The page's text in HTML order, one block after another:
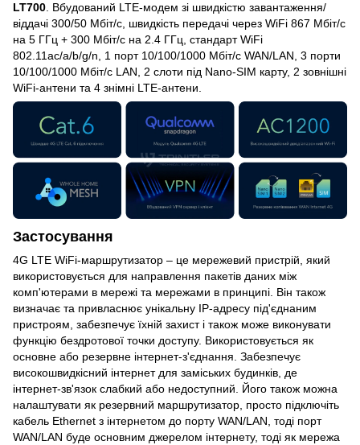
LT700 . Вбудований LTE-модем зі швидкістю завантаження/
віддачі 300/50 Мбіт/с, швидкість передачі через WiFi 867 Мбіт/с
на 5 ГГц + 300 Мбіт/с на 2.4 ГГц, стандарт WiFi
802.11ac/a/b/g/n, 1 порт 10/100/1000 Мбіт/с WAN/LAN, 3 порти
10/100/1000 Мбіт/с LAN, 2 слоти під Nano-SIM карту, 2 зовнішні
WiFi-антени та 4 знімні LTE-антени.
Застосування
4G LTE WiFi-маршрутизатор – це мережевий пристрій, який
використовується для направлення пакетів даних між
комп'ютерами в мережі та мережами в принципі. Він також
визначає та привласнює унікальну IP-адресу під'єднаним
пристроям, забезпечує їхній захист і також може виконувати
функцію бездротової точки доступу. Використовується як
основне або резервне інтернет-з'єднання. Забезпечує
високошвидкісний інтернет для заміських будинків, де
інтернет-зв'язок слабкий або недоступний. Його також можна
налаштувати як резервний маршрутизатор, просто підключіть
кабель Ethernet з інтернетом до порту WAN/LAN, тоді порт
WAN/LAN буде основним джерелом інтернету, тоді як мережа